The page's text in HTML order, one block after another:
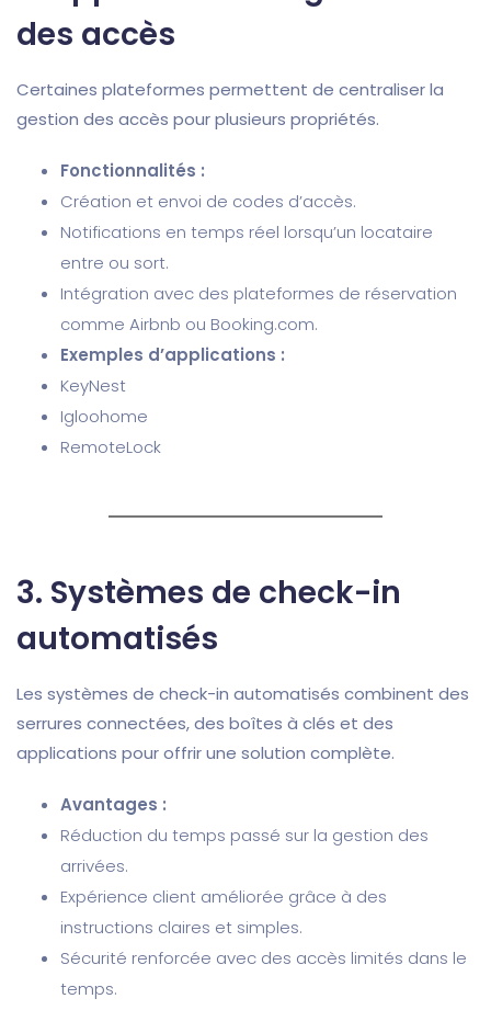
des accès
Certaines plateformes permettent de centraliser la
gestion des accès pour plusieurs propriétés.
Fonctionnalités :
Création et envoi de codes d’accès.
Notifications en temps réel lorsqu’un locataire
entre ou sort.
Intégration avec des plateformes de réservation
comme Airbnb ou Booking.com.
Exemples d’applications :
KeyNest
Igloohome
RemoteLock
3. Systèmes de check-in
automatisés
Les systèmes de check-in automatisés combinent des
serrures connectées, des boîtes à clés et des
applications pour offrir une solution complète.
Avantages :
Réduction du temps passé sur la gestion des
arrivées.
Expérience client améliorée grâce à des
instructions claires et simples.
Sécurité renforcée avec des accès limités dans le
temps.